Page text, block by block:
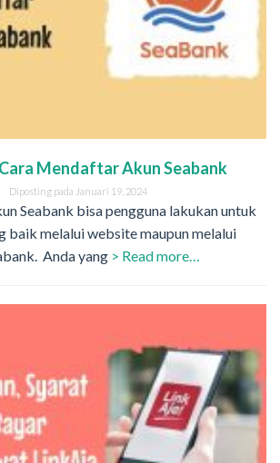
Mendaftar Akun Seabank
Diposting pada Januari 19, 2024
Seabank bisa pengguna lakukan untuk
baik melalui website maupun melalui
Anda yang > Read more…